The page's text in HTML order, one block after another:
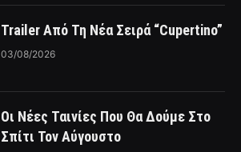
Trailer Από Τη Νέα Σειρά “Cupertino”
03/08/2026
Οι Νέες Ταινίες Που Θα Δούμε Στο
Σπίτι Τον Αύγουστο